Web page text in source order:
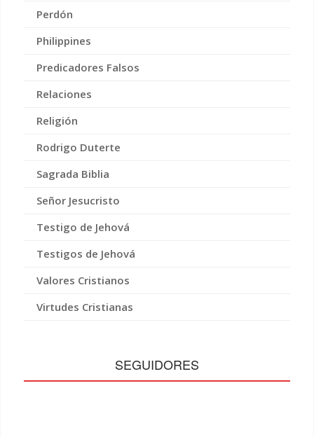
Perdón
Philippines
Predicadores Falsos
Relaciones
Religión
Rodrigo Duterte
Sagrada Biblia
Señor Jesucristo
Testigo de Jehová
Testigos de Jehová
Valores Cristianos
Virtudes Cristianas
SEGUIDORES